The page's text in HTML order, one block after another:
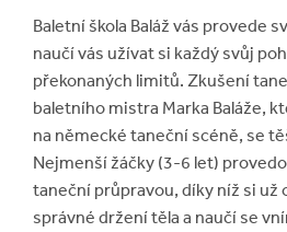
Baletní škola Baláž vás provede
naučí vás užívat si každý svůj
překonaných limitů. Zkušení
baletního mistra Marka Baláže,
na německé taneční scéně, se
Nejmenší žáčky (3-6 let)
taneční průpravou, díky níž si už
správné držení těla a naučí se